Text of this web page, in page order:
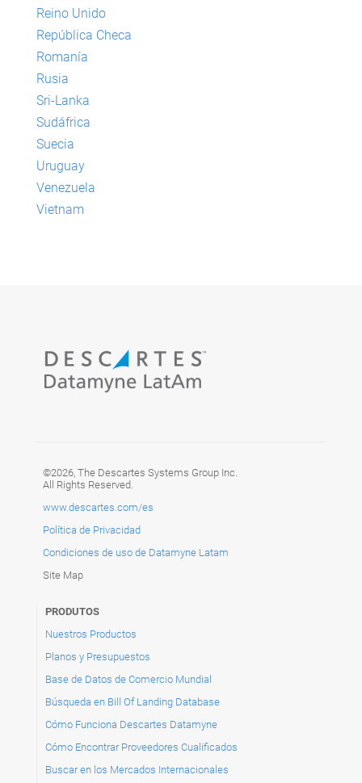
Reino Unido
República Checa
Romanía
Rusia
Sri-Lanka
Sudáfrica
Suecia
Uruguay
Venezuela
Vietnam
©2026, The Descartes Systems Group Inc.
All Rights Reserved.
www.descartes.com/es
Política de Privacidad
Condiciones de uso de Datamyne Latam
Site Map
PRODUTOS
Nuestros Productos
Planos y Presupuestos
Base de Datos de Comercio Mundial
Búsqueda en Bill Of Landing Database
Cómo Funciona Descartes Datamyne
Cómo Encontrar Proveedores Cualificados
Buscar en los Mercados Internacionales